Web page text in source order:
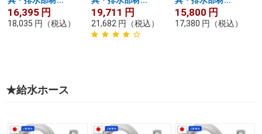
16,395 円
18,035 円 （税込）
19,711 円
21,682 円 （税込）
15,800 円
17,380 円 （税込）
★給水ホース